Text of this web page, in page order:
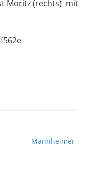
Moritz (rechts) mit
Mannheimer